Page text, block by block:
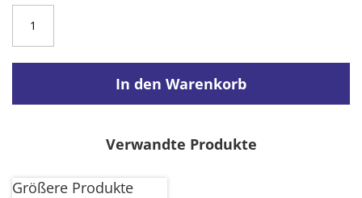
In den Warenkorb
Verwandte Produkte
Größere Produkte